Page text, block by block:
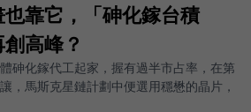
靠它，「砷化鎵台積
高峰？
砷化鎵代工起家，握有過半市占率，在第
，馬斯克星鏈計劃中便選用穩懋的晶片，